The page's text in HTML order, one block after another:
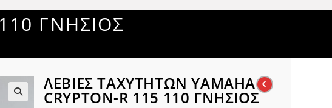
ΓΝΗΣΙΟΣ
ΛΕΒΙΕΣ ΤΑΧΥΤΗΤΩΝ YAMAHA
CRYPTON-R 115 110 ΓΝΗΣΙΟΣ